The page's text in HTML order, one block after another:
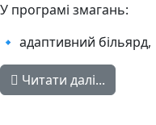
У програмі змагань:
🔹 адаптивний більярд,
Читати далі...